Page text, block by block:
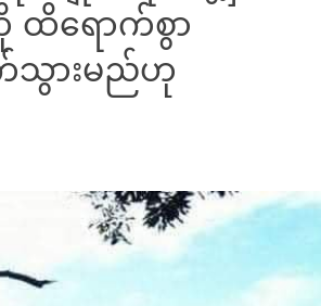
ကို ထိရောက်စွာ
သွားမည်ဟု